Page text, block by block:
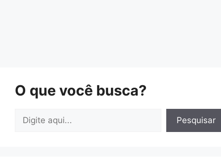
O que você busca?
Pesquisar Pesquisar